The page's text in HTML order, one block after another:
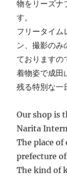
物をリーズナ
す。
フリータイム
ン、撮影のみ
ておりますの
着物姿で成田
残る特別な一
Our shop is
Narita
The place of
prefecture of
The kind of